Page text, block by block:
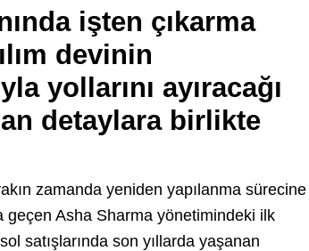
işten çıkarma
devinin
yollarını ayıracağı
detaylara birlikte
zamanda yeniden yapılanma sürecine
geçen Asha Sharma yönetimindeki ilk
satışlarında son yıllarda yaşanan